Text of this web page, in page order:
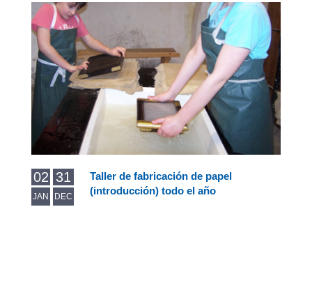
02
JAN
31
DEC
Visitas guiadas todo el año
02
JAN
31
DEC
Taller de fabricación de papel
(introducción) todo el año